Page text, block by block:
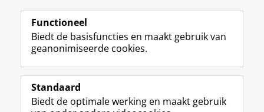
Volg de RUG
F
a
e
L
i
k
R
S
-
I
n
t
Y
o
T
Studiekiezers
Functioneel
Biedt de basisfuncties en maakt gebruik van
geanonimiseerde cookies.
Standaard
Biedt de optimale werking en maakt gebruik